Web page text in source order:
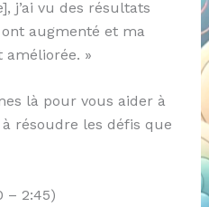
j’ai vu des résultats
augmenté et ma
»
là pour vous aider à
résoudre les défis que
– 2:45)